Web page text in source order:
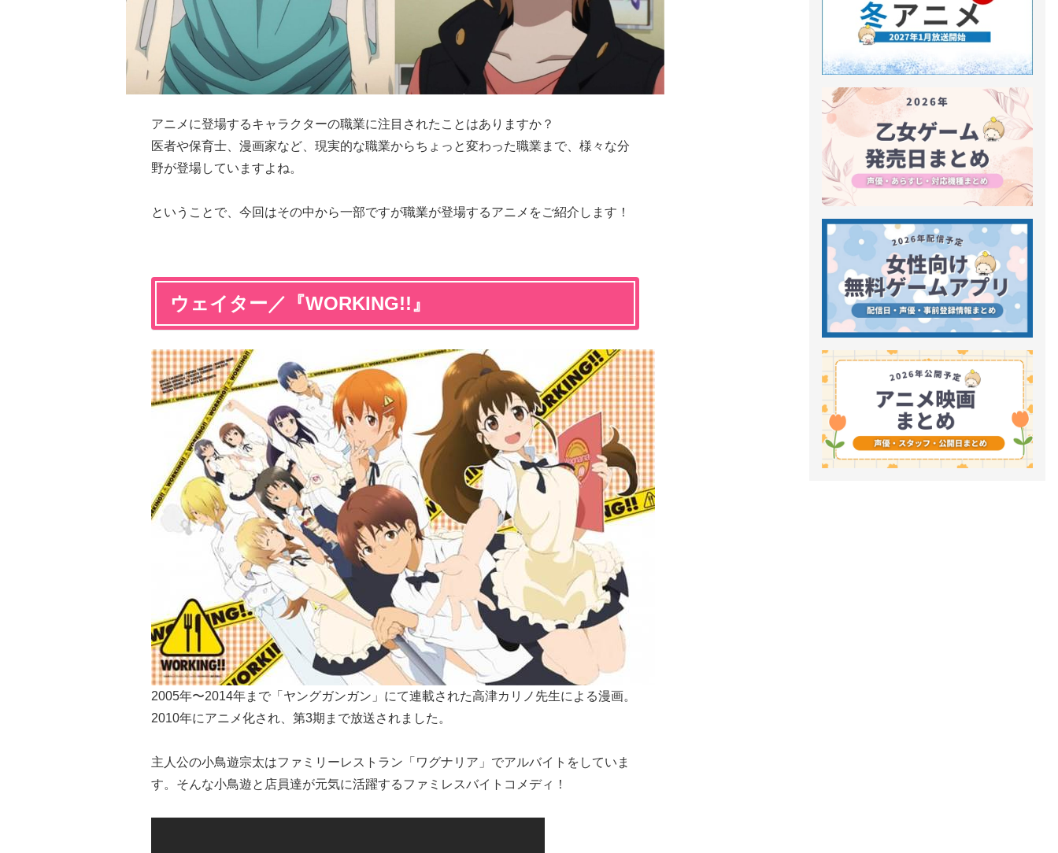
アニメに登場するキャラクターの職業に注目されたことはありますか？
医者や保育士、漫画家など、現実的な職業からちょっと変わった職業まで、様々な分
野が登場していますよね。
ということで、今回はその中から一部ですが職業が登場するアニメをご紹介します！
ウェイター／『WORKING!!』
2005年〜2014年まで「ヤングガンガン」にて連載された高津カリノ先生による漫画。
2010年にアニメ化され、第3期まで放送されました。
主人公の小鳥遊宗太はファミリーレストラン「ワグナリア」でアルバイトをしていま
す。そんな小鳥遊と店員達が元気に活躍するファミレスバイトコメディ！